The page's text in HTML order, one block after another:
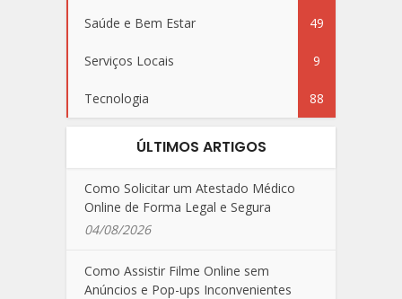
Saúde e Bem Estar 49
Serviços Locais 9
Tecnologia 88
ÚLTIMOS ARTIGOS
Como Solicitar um Atestado Médico
Online de Forma Legal e Segura
04/08/2026
Como Assistir Filme Online sem
Anúncios e Pop-ups Inconvenientes